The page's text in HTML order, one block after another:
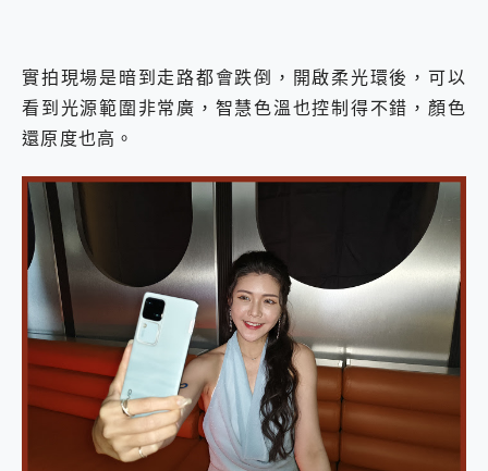
實拍現場是暗到走路都會跌倒，開啟柔光環後，可以
看到光源範圍非常廣，智慧色溫也控制得不錯，顏色
還原度也高。